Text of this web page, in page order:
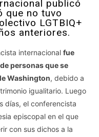
publicó
que no tuvo
LGTBIQ+
anteriores.
internacional fue
personas que se
Washington, debido a
igualitario. Luego
días, el conferencista
episcopal en el que
con sus dichos a la